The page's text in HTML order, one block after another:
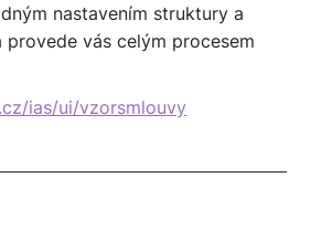
nastavením struktury a
provede vás celým procesem
ias/ui/vzorsmlouvy